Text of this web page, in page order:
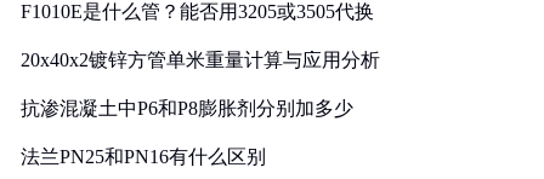
F1010E是什么管？能否用3205或3505代换
20x40x2镀锌方管单米重量计算与应用分析
抗渗混凝土中P6和P8膨胀剂分别加多少
法兰PN25和PN16有什么区别